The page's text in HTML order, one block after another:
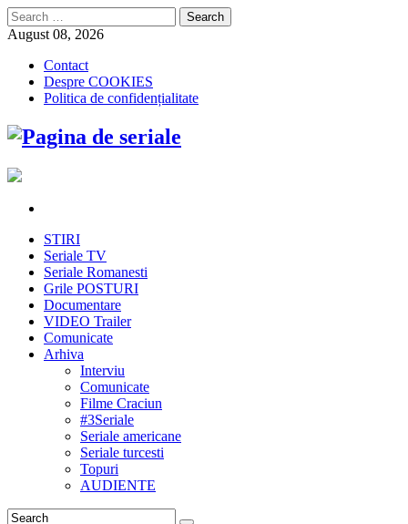
Search
for:
August 08, 2026
Contact
Despre COOKIES
Politica de confidențialitate
STIRI
Seriale TV
Seriale Romanesti
Grile POSTURI
Documentare
VIDEO Trailer
Comunicate
Arhiva
Interviu
Comunicate
Filme Craciun
#3Seriale
Seriale americane
Seriale turcesti
Topuri
AUDIENTE